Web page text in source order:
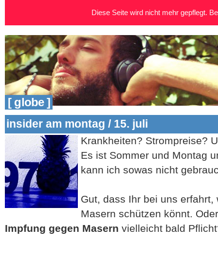
[ globe ]
insider am montag / 15. juli
Krankheiten? Strompreise?
Es ist Sommer und Montag
kann ich sowas nicht
Gut, dass Ihr bei uns erfahrt,
Masern schützen könnt.
Impfung gegen Masern vielleicht bald
Diese Seite wird nicht mehr gepflegt.